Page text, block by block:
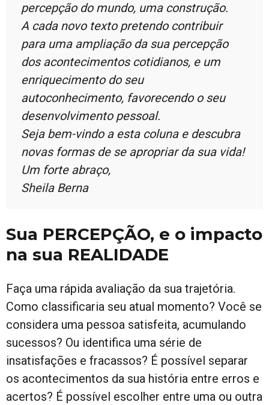
percepção do mundo, uma construção.
A cada novo texto pretendo contribuir
para uma ampliação da sua percepção
dos acontecimentos cotidianos, e um
enriquecimento do seu
autoconhecimento, favorecendo o seu
desenvolvimento pessoal.
Seja bem-vindo a esta coluna e descubra
novas formas de se apropriar da sua vida!
Um forte abraço,
Sheila Berna
Sua PERCEPÇÃO, e o impacto
na sua REALIDADE
Faça uma rápida avaliação da sua trajetória.
Como classificaria seu atual momento? Você se
considera uma pessoa satisfeita, acumulando
sucessos? Ou identifica uma série de
insatisfações e fracassos? É possível separar
os acontecimentos da sua história entre erros e
acertos? É possível escolher entre uma ou outra